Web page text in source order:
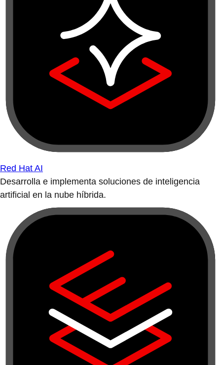
Red Hat AI
Desarrolla e implementa soluciones de inteligencia
artificial en la nube híbrida.